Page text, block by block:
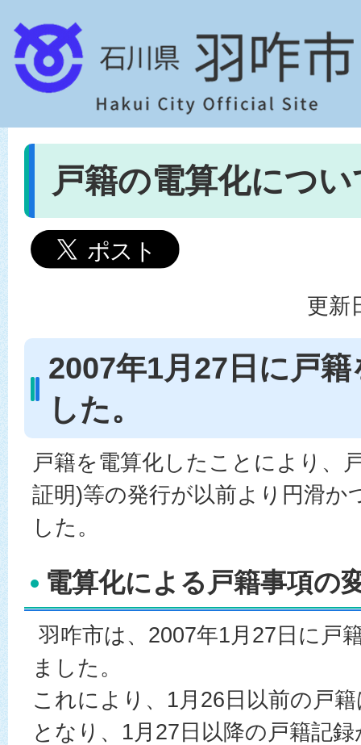
戸籍の電算化につい
更新
2007年1月27日に戸
した。
戸籍を電算化したことにより、
証明)等の発行が以前より円滑か
した。
電算化による戸籍事項の
羽咋市は、2007年1月27日に戸
ました。
これにより、1月26日以前の戸
となり、1月27日以降の戸籍記